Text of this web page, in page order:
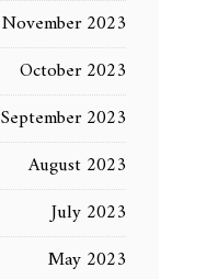
November 2023
October 2023
September 2023
August 2023
July 2023
May 2023